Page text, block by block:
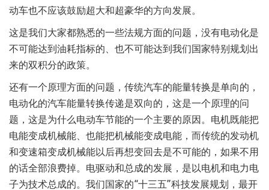
动车也不应该鼓励超大和超豪华的方向发展。
这是我们大家都熟悉的一些法规方面的问题，没有电动化是
不可能达到油耗指标的、也不可能达到我们国家特别规划出
来的双积分的政策。
还有一个原理方面的问题，传统汽车的能量转换是单向的，
电动化的汽车能量转换传递是双向的，这是一个原理的问
题，这是为什么电动车节能的一个主要的原因。电机既能把
电能变成机械能、也能把机械能变成电能，而传统的发动机
和变速箱变成机械能以后再想变回去是不可能的，如果不用
的话全部浪费掉。电驱动和总成的发展，是以电机和电力电
子为技术总成的。我们国家的“十三五”科技发展规划，最开